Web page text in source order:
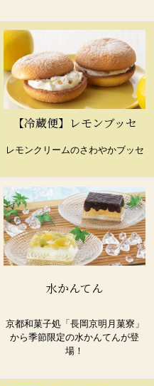
【冷蔵便】レモンブッセ
レモンクリームのさわやかブッセ
水かんてん
京都和菓子処「長岡京明月菓寮」
から季節限定の水かんてんが登
場！